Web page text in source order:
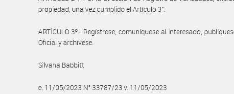
propiedad, una vez cumplido el Artículo 3°.
ARTÍCULO 3º.- Regístrese, comuníquese al interesado,
Oficial y archívese.
Silvana Babbitt
e. 11/05/2023 N° 33787/23 v. 11/05/2023